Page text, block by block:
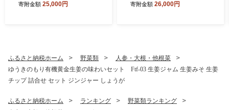
大 たれ付き 蒲焼 白焼 国産
寄附金額 25,000円
ト） 米 米 おこめ 精米 特別
寄附金額 26,000円
ふるさと納税ホーム 野菜類
人参・大根・他根菜
ゆうきのもり有機黄金生姜の味わいセット Ftf-03 生姜ジャム 生姜みそ 生姜
チップ 詰合せ セット ジンジャー しょうが
ふるさと納税ホーム ランキング
野菜類ランキング